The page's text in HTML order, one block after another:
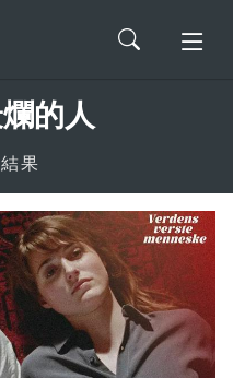
入
析
事
的人
果